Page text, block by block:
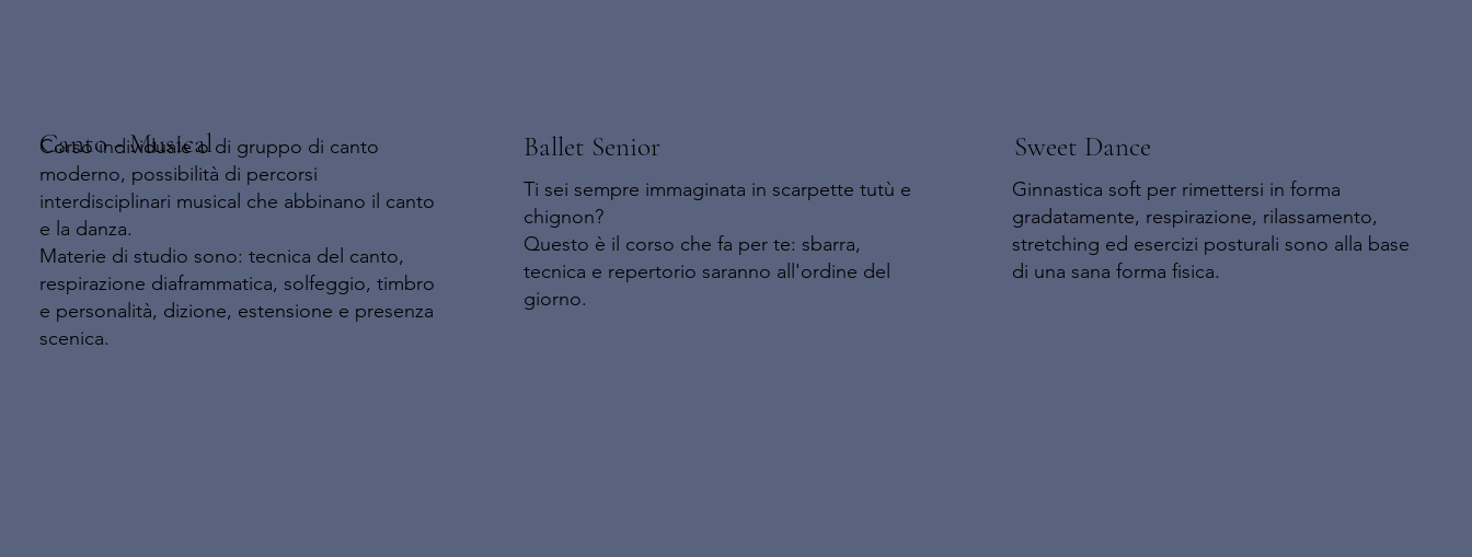
Corso individuale o di gruppo di canto
moderno, possibilità di percorsi
interdisciplinari musical che abbinano il canto
e la danza.
Materie di studio sono: tecnica del canto,
respirazione diaframmatica, solfeggio, timbro
e personalità, dizione, estensione e presenza
scenica.
Canto - Musical Ballet Senior
Ti sei sempre immaginata in scarpette tutù e
chignon?
Questo è il corso che fa per te: sbarra,
tecnica e repertorio saranno all'ordine del
giorno.
Ginnastica soft per rimettersi in forma
gradatamente, respirazione, rilassamento,
stretching ed esercizi posturali sono alla base
di una sana forma fisica.
Sweet Dance